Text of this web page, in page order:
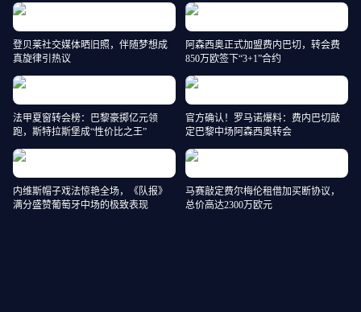
登贝莱社交媒体晒旧照，伴随梦想成
真旋律引热议
阿森西奥正式加盟费内巴切，转会费
850万欧签下“3+1”合约
法甲夏窗转会榜：巴黎豪掷亿元领
跑，斯特拉斯堡成“性价比之王”
官方确认！罗马诺爆料：费内巴切敲
定巴黎中场阿森西奥转会
内维斯帽子戏法惊艳全场，《队报》
满分盛赞葡萄牙中场的极致表现
马赛敲定费尔梅伦租借加买断协议，
总价高达2300万欧元